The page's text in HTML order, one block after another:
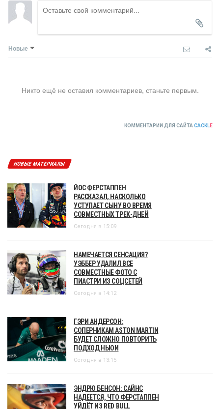
Новые
Никто ещё не оставил комментариев, станьте первым.
КОММЕНТАРИИ ДЛЯ САЙТАCACKLE
НОВЫЕ МАТЕРИАЛЫ
ЙОС ФЕРСТАППЕН
РАССКАЗАЛ, НАСКОЛЬКО
УСТУПАЕТ СЫНУ ВО ВРЕМЯ
СОВМЕСТНЫХ ТРЕК-ДНЕЙ
Сегодня в 15:09
НАМЕЧАЕТСЯ СЕНСАЦИЯ?
УЭББЕР УДАЛИЛ ВСЕ
СОВМЕСТНЫЕ ФОТО С
ПИАСТРИ ИЗ СОЦСЕТЕЙ
Сегодня в 14:12
ГЭРИ АНДЕРСОН:
СОПЕРНИКАМ ASTON MARTIN
БУДЕТ СЛОЖНО ПОВТОРИТЬ
ПОДХОД НЬЮИ
Сегодня в 13:15
ЭНДРЮ БЕНСОН: САЙНС
НАДЕЕТСЯ, ЧТО ФЕРСТАППЕН
УЙДЁТ ИЗ RED BULL